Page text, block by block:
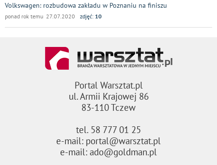
Volkswagen: rozbudowa zakładu w Poznaniu na finiszu
ponad rok temu 27.07.2020 zdjęć: 10
Portal Warsztat.pl
ul. Armii Krajowej 86
83-110 Tczew
tel. 58 777 01 25
e-mail: portal@warsztat.pl
e-mail: ado@goldman.pl